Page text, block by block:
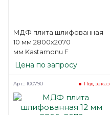
МДФ плита шлифованная
10 мм 2800х2070
мм Kastamonu F
Цена по запросу
Под заказ
Арт.: 100790